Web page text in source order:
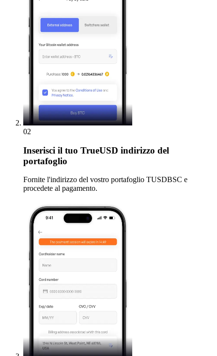
02
Inserisci il tuo TrueUSD indirizzo del
portafoglio
Fornite l'indirizzo del vostro portafoglio TUSDBSC e
procedete al pagamento.